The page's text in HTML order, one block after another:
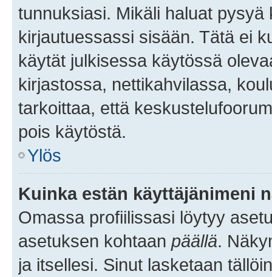
tunnuksiasi. Mikäli haluat
kirjautuessassi sisään. Tätä ei
käytät julkisessa käytössä
kirjastossa, nettikahvilassa,
tarkoittaa, että
pois käytöstä.
Ylös
Kuinka estän käyttäjänimeni
Omassa profiilissasi löytyy
asetuksen kohtaan päällä.
ja itsellesi. Sinut lasketaan